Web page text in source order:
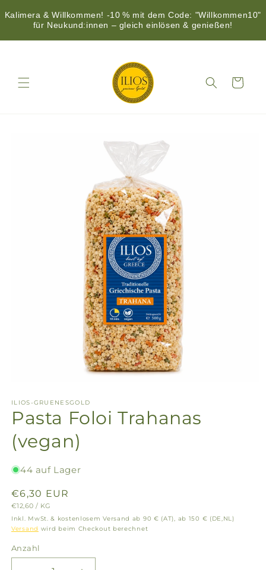
Kalimera & Willkommen! -10 % mit dem Code: "Willkommen10"
für Neukund:innen – gleich einlösen & genießen!
Inhalt
Warenkorb
ILIOS-GRUENESGOLD
Pasta Foloi Trahanas
(vegan)
44 auf Lager
Normaler
Preis
€6,30 EUR
GRUNDPREIS
€12,60 / PRO
KG
Inkl. MwSt. & kostenlosem Versand ab 90 € (AT), ab 150 € (DE,NL)
Versand wird beim Checkout berechnet
Anzahl